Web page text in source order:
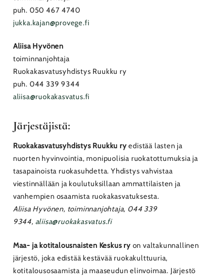
puh. 050 467 4740
jukka.kajan@provege.fi
Aliisa Hyvönen
toiminnanjohtaja
Ruokakasvatusyhdistys Ruukku ry
puh. 044 339 9344
aliisa@ruokakasvatus.fi
Järjestäjistä:
Ruokakasvatusyhdistys Ruukku ry edistää lasten ja
nuorten hyvinvointia, monipuolisia ruokatottumuksia ja
tasapainoista ruokasuhdetta. Yhdistys vahvistaa
viestinnällään ja koulutuksillaan ammattilaisten ja
vanhempien osaamista ruokakasvatuksesta.
Aliisa Hyvönen, toiminnanjohtaja, 044 339
9344, aliisa@ruokakasvatus.fi
Maa- ja kotitalousnaisten Keskus ry on valtakunnallinen
järjestö, joka edistää kestävää ruokakulttuuria,
kotitalousosaamista ja maaseudun elinvoimaa. Järjestö